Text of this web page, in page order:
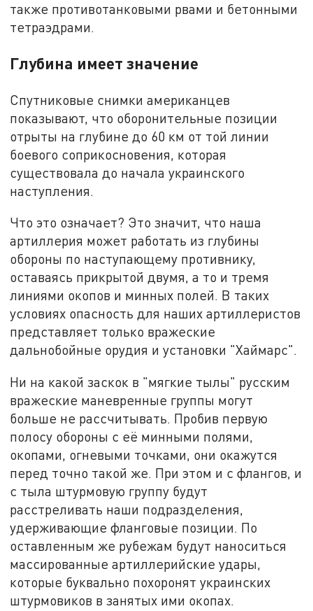
также противотанковыми рвами и бетонными
тетраэдрами.
Глубина имеет значение
Спутниковые снимки американцев
показывают, что оборонительные позиции
отрыты на глубине до 60 км от той линии
боевого соприкосновения, которая
существовала до начала украинского
наступления.
Что это означает? Это значит, что наша
артиллерия может работать из глубины
обороны по наступающему противнику,
оставаясь прикрытой двумя, а то и тремя
линиями окопов и минных полей. В таких
условиях опасность для наших артиллеристов
представляет только вражеские
дальнобойные орудия и установки "Хаймарс".
Ни на какой заскок в "мягкие тылы" русским
вражеские маневренные группы могут
больше не рассчитывать. Пробив первую
полосу обороны с её минными полями,
окопами, огневыми точками, они окажутся
перед точно такой же. При этом и с флангов, и
с тыла штурмовую группу будут
расстреливать наши подразделения,
удерживающие фланговые позиции. По
оставленным же рубежам будут наноситься
массированные артиллерийские удары,
которые буквально похоронят украинских
штурмовиков в занятых ими окопах.